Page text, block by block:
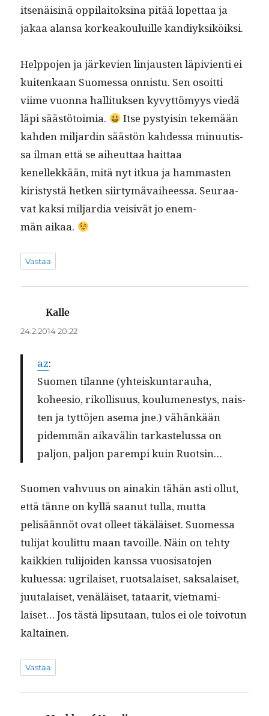
itsenäis­inä oppi­laitoksi­na pitää lopet­taa ja
jakaa alansa korkeak­ouluille kandiyksiköiksi.
Help­po­jen ja järke­vien lin­jausten läpivi­en­ti ei
kuitenkaan Suomes­sa onnis­tu. Sen osoit­ti
viime vuon­na hal­li­tuk­sen kyvyt­tömyys viedä
läpi säästö­toimia.
Itse pysty­isin tekemään
kah­den mil­jardin säästön kahdessa min­uutis­
sa ilman että se aiheut­taa hait­taa
kenellekkään, mitä nyt itkua ja ham­mas­ten
kiristys­tä het­ken siir­tymä­vai­heessa. Seu­raa­
vat kak­si mil­jar­dia veisivät jo enem­
män aikaa.
Vastaa
Kalle
24.2.2014 20:22
az:
Suomen tilanne (yhteiskun­ta­rauha,
koheesio, rikol­lisu­us, koulumen­estys, nais­
ten ja tyt­tö­jen ase­ma jne.) vähänkään
pidem­män aikavälin tarkastelus­sa on
paljon, paljon parem­pi kuin Ruotsin…
Suomen vahvu­us on ainakin tähän asti ollut,
että tänne on kyl­lä saanut tul­la, mut­ta
pelisään­nöt ovat olleet täkäläiset. Suomes­sa
tuli­jat koulit­tu maan tavoille. Näin on tehty
kaikkien tuli­joiden kanssa vuo­sisato­jen
kulues­sa: ugri­laiset, ruot­salaiset, sak­salaiset,
juu­ta­laiset, venäläiset, tataar­it, viet­nami­
laiset… Jos tästä lip­su­taan, tulos ei ole toiv­o­tun
kaltainen.
Vastaa